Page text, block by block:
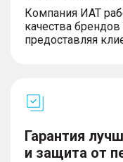
Компания ИАТ
качества
предоставляя
Гарантия
и защита от